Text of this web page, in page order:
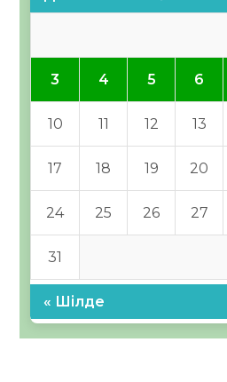
3 4 5 6
10 11 12 13
17 18 19 20
24 25 26 27
31
« Шілде